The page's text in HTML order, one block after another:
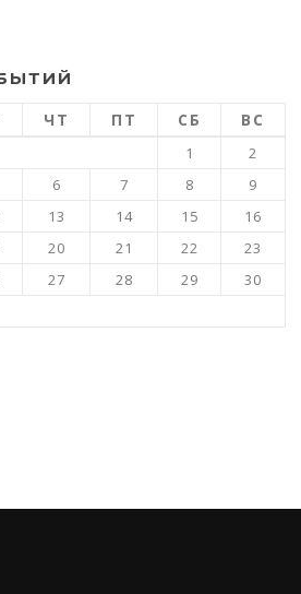
ЧТ ПТ СБ ВС
1
2
6 7 8
9
13 14 15
16
20 21 22
23
27 28 29
30